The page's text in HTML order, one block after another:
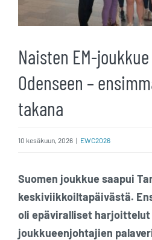
Naisten EM-
Odenseen –
takana
10 kesäkuun, 2026 | EWC2026
Suomen joukkue saapui
keskiviikkoiltapäivästä.
oli epäviralliset harjoittelut
joukkueenjohtajien